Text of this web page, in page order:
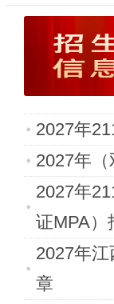
2027年
2027年
2027年
证MPA）
2027年
章